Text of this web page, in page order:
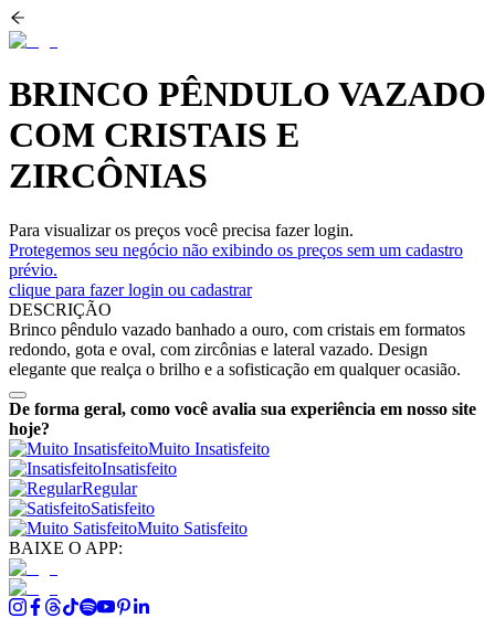
BRINCO PÊNDULO VAZADO
COM CRISTAIS E
ZIRCÔNIAS
Para visualizar os preços você precisa fazer login.
Protegemos seu negócio não exibindo os preços sem um cadastro
prévio.
clique para fazer login ou cadastrar
DESCRIÇÃO
Brinco pêndulo vazado banhado a ouro, com cristais em formatos
redondo, gota e oval, com zircônias e lateral vazado. Design
elegante que realça o brilho e a sofisticação em qualquer ocasião.
De forma geral, como você avalia sua experiência em nosso site
hoje?
Muito Insatisfeito
Insatisfeito
Regular
Satisfeito
Muito Satisfeito
BAIXE O APP: